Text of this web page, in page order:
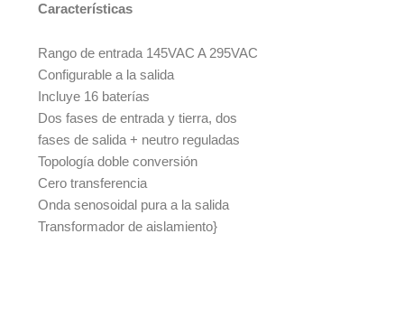
Características
Rango de entrada 145VAC A 295VAC
Configurable a la salida
Incluye 16 baterías
Dos fases de entrada y tierra, dos
fases de salida + neutro reguladas
Topología doble conversión
Cero transferencia
Onda senosoidal pura a la salida
Transformador de aislamiento}